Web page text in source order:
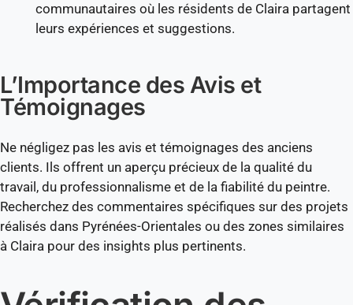
communautaires où les résidents de Claira partagent
leurs expériences et suggestions.
L’Importance des Avis et
Témoignages
Ne négligez pas les avis et témoignages des anciens
clients. Ils offrent un aperçu précieux de la qualité du
travail, du professionnalisme et de la fiabilité du peintre.
Recherchez des commentaires spécifiques sur des projets
réalisés dans Pyrénées-Orientales ou des zones similaires
à Claira pour des insights plus pertinents.